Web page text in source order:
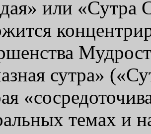
или «Сутра
сутра»
темах и